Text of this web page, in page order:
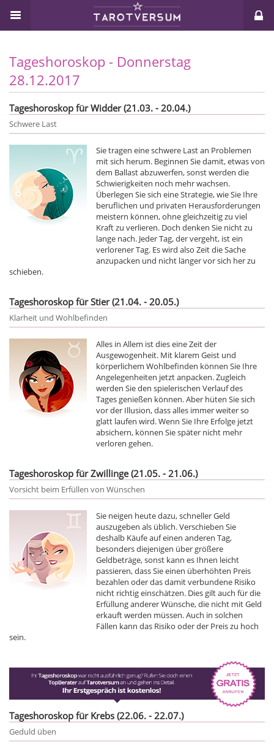
Tageshoroskop - Donnerstag
28.12.2017
Tageshoroskop für Widder (21.03. - 20.04.)
Schwere Last
Sie tragen eine schwere Last an Problemen
mit sich herum. Beginnen Sie damit, etwas von
dem Ballast abzuwerfen, sonst werden die
Schwierigkeiten noch mehr wachsen.
Überlegen Sie sich eine Strategie, wie Sie Ihre
beruflichen und privaten Herausforderungen
meistern können, ohne gleichzeitig zu viel
Kraft zu verlieren. Doch denken Sie nicht zu
lange nach. Jeder Tag, der vergeht, ist ein
verlorener Tag. Es wird also Zeit die Sache
anzupacken und nicht länger vor sich her zu
schieben.
Tageshoroskop für Stier (21.04. - 20.05.)
Klarheit und Wohlbefinden
Alles in Allem ist dies eine Zeit der
Ausgewogenheit. Mit klarem Geist und
körperlichem Wohlbefinden können Sie Ihre
Angelegenheiten jetzt anpacken. Zugleich
werden Sie den spielerischen Verlauf des
Tages genießen können. Aber hüten Sie sich
vor der Illusion, dass alles immer weiter so
glatt laufen wird. Wenn Sie Ihre Erfolge jetzt
absichern, können Sie später nicht mehr
verloren gehen.
Tageshoroskop für Zwillinge (21.05. - 21.06.)
Vorsicht beim Erfüllen von Wünschen
Sie neigen heute dazu, schneller Geld
auszugeben als üblich. Verschieben Sie
deshalb Käufe auf einen anderen Tag,
besonders diejenigen über größere
Geldbeträge, sonst kann es Ihnen leicht
passieren, dass Sie einen überhöhten Preis
bezahlen oder das damit verbundene Risiko
nicht richtig einschätzen. Dies gilt auch für die
Erfüllung anderer Wünsche, die nicht mit Geld
erkauft werden müssen. Auch in solchen
Fällen kann das Risiko oder der Preis zu hoch
sein.
Tageshoroskop für Krebs (22.06. - 22.07.)
Geduld üben